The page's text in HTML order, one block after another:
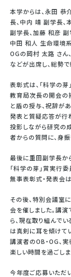
本学からは、永田 恭
長、中内 靖 副学長
副学長、加藤 和彦
中田 和人 生命環境系
OGの岡村 太路 さん
などが出席し、総勢
表彰式は、「科学の
教育局次長の開会の
と盾の授与、祝辞が
発表と質疑応答が行
投影しながら研究の
者からの質問に、身
最後に重田副学長か
「科学の芽」賞実行
無事表彰式・発表会
その後、特別会議室
会を催しました。講
ら、現在取り組んで
は真剣に耳を傾けて
講演者のOB・OG、
楽しい時間を過ごしま
今年度ご応募いただ